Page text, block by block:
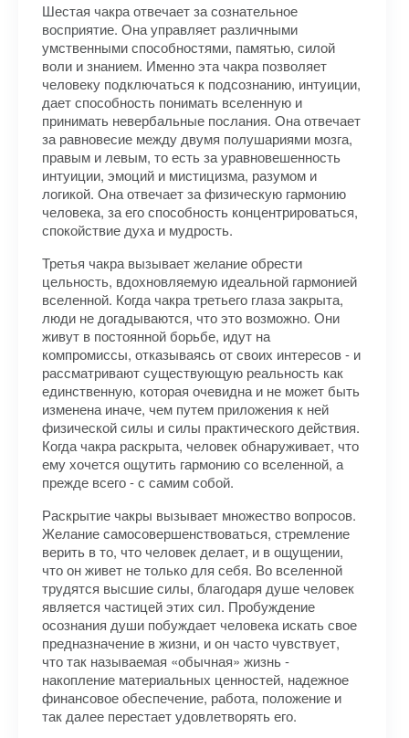
Шестая чакра отвечает за сознательное
восприятие. Она управляет различными
умственными способностями, памятью, силой
воли и знанием. Именно эта чакра позволяет
человеку подключаться к подсознанию, интуиции,
дает способность понимать вселенную и
принимать невербальные послания. Она отвечает
за равновесие между двумя полушариями мозга,
правым и левым, то есть за уравновешенность
интуиции, эмоций и мистицизма, разумом и
логикой. Она отвечает за физическую гармонию
человека, за его способность концентрироваться,
спокойствие духа и мудрость.
Третья чакра вызывает желание обрести
цельность, вдохновляемую идеальной гармонией
вселенной. Когда чакра третьего глаза закрыта,
люди не догадываются, что это возможно. Они
живут в постоянной борьбе, идут на
компромиссы, отказываясь от своих интересов - и
рассматривают существующую реальность как
единственную, которая очевидна и не может быть
изменена иначе, чем путем приложения к ней
физической силы и силы практического действия.
Когда чакра раскрыта, человек обнаруживает, что
ему хочется ощутить гармонию со вселенной, а
прежде всего - с самим собой.
Раскрытие чакры вызывает множество вопросов.
Желание самосовершенствоваться, стремление
верить в то, что человек делает, и в ощущении,
что он живет не только для себя. Во вселенной
трудятся высшие силы, благодаря душе человек
является частицей этих сил. Пробуждение
осознания души побуждает человека искать свое
предназначение в жизни, и он часто чувствует,
что так называемая «обычная» жизнь -
накопление материальных ценностей, надежное
финансовое обеспечение, работа, положение и
так далее перестает удовлетворять его.